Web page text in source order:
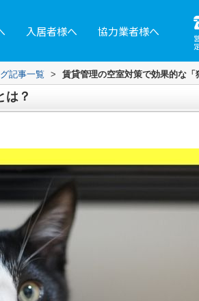
入居者様へ 協力業者様へ
記事一覧 > 賃貸管理の空室対策で効果的な「
は？